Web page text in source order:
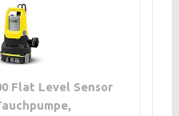
Flat Level Sensor